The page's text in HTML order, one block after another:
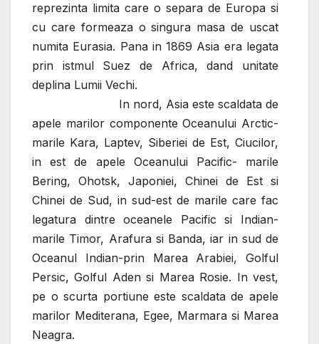
reprezinta limita care o separa de Europa si
cu care formeaza o singura masa de uscat
numita Eurasia. Pana in 1869 Asia era legata
prin istmul Suez de Africa, dand unitate
deplina Lumii Vechi.
In nord, Asia este scaldata de
apele marilor componente Oceanului Arctic-
marile Kara, Laptev, Siberiei de Est, Ciucilor,
in est de apele Oceanului Pacific- marile
Bering, Ohotsk, Japoniei, Chinei de Est si
Chinei de Sud, in sud-est de marile care fac
legatura dintre oceanele Pacific si Indian-
marile Timor, Arafura si Banda, iar in sud de
Oceanul Indian-prin Marea Arabiei, Golful
Persic, Golful Aden si Marea Rosie. In vest,
pe o scurta portiune este scaldata de apele
marilor Mediterana, Egee, Marmara si Marea
Neagra.